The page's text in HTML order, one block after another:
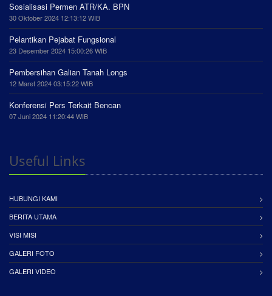
Sosialisasi Permen ATR/KA. BPN
30 Oktober 2024 12:13:12 WIB
Pelantikan Pejabat Fungsional
23 Desember 2024 15:00:26 WIB
Pembersihan Galian Tanah Longs
12 Maret 2024 03:15:22 WIB
Konferensi Pers Terkait Bencan
07 Juni 2024 11:20:44 WIB
Useful Links
HUBUNGI KAMI
BERITA UTAMA
VISI MISI
GALERI FOTO
GALERI VIDEO